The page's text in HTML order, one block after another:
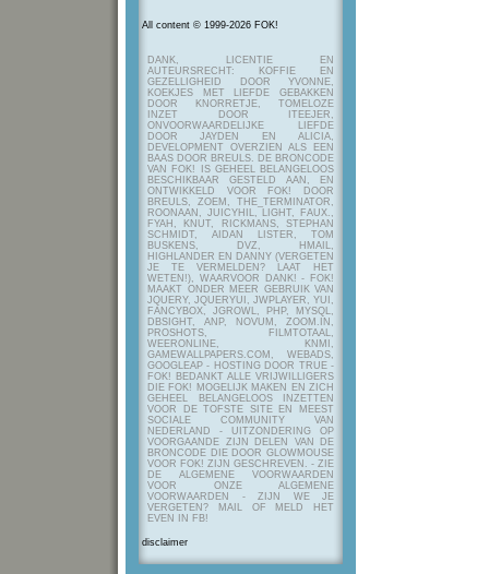
All content © 1999-2026 FOK!
DANK, LICENTIE EN
AUTEURSRECHT: KOFFIE EN
GEZELLIGHEID DOOR YVONNE,
KOEKJES MET LIEFDE GEBAKKEN
DOOR KNORRETJE, TOMELOZE
INZET DOOR ITEEJER,
ONVOORWAARDELIJKE LIEFDE
DOOR JAYDEN EN ALICIA,
DEVELOPMENT OVERZIEN ALS EEN
BAAS DOOR BREULS. DE BRONCODE
VAN FOK! IS GEHEEL BELANGELOOS
BESCHIKBAAR GESTELD AAN, EN
ONTWIKKELD VOOR FOK! DOOR
BREULS, ZOEM, THE_TERMINATOR,
ROONAAN, JUICYHIL, LIGHT, FAUX.,
FYAH, KNUT, RICKMANS, STEPHAN
SCHMIDT, AIDAN LISTER, TOM
BUSKENS, DVZ, HMAIL,
HIGHLANDER EN DANNY (VERGETEN
JE TE VERMELDEN? LAAT HET
WETEN!), WAARVOOR DANK! - FOK!
MAAKT ONDER MEER GEBRUIK VAN
JQUERY, JQUERYUI, JWPLAYER, YUI,
FANCYBOX, JGROWL, PHP, MYSQL,
DBSIGHT, ANP, NOVUM, ZOOM.IN,
PROSHOTS, FILMTOTAAL,
WEERONLINE, KNMI,
GAMEWALLPAPERS.COM, WEBADS,
GOOGLEAP - HOSTING DOOR TRUE -
FOK! BEDANKT ALLE VRIJWILLIGERS
DIE FOK! MOGELIJK MAKEN EN ZICH
GEHEEL BELANGELOOS INZETTEN
VOOR DE TOFSTE SITE EN MEEST
SOCIALE COMMUNITY VAN
NEDERLAND - UITZONDERING OP
VOORGAANDE ZIJN DELEN VAN DE
BRONCODE DIE DOOR GLOWMOUSE
VOOR FOK! ZIJN GESCHREVEN. - ZIE
DE ALGEMENE VOORWAARDEN
VOOR ONZE ALGEMENE
VOORWAARDEN - ZIJN WE JE
VERGETEN? MAIL OF MELD HET
EVEN IN FB!
disclaimer